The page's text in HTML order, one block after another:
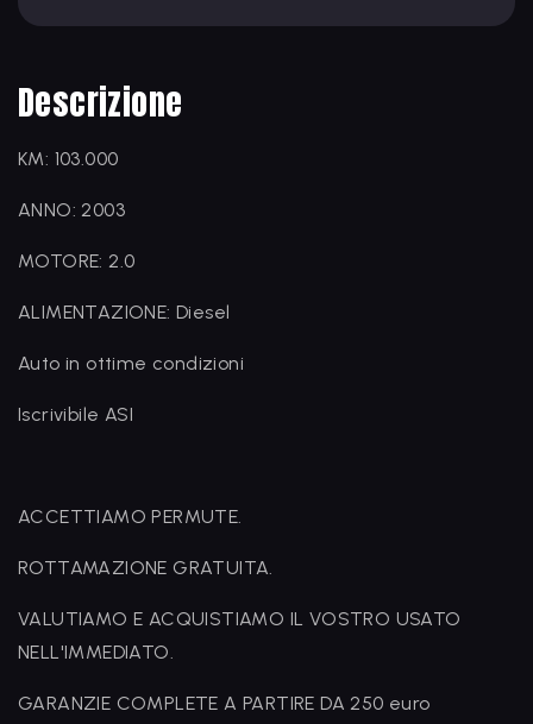
Descrizione
KM: 103.000
ANNO: 2003
MOTORE: 2.0
ALIMENTAZIONE: Diesel
Auto in ottime condizioni
Iscrivibile ASI
ACCETTIAMO PERMUTE.
ROTTAMAZIONE GRATUITA.
VALUTIAMO E ACQUISTIAMO IL VOSTRO USATO
NELL'IMMEDIATO.
GARANZIE COMPLETE A PARTIRE DA 250 euro